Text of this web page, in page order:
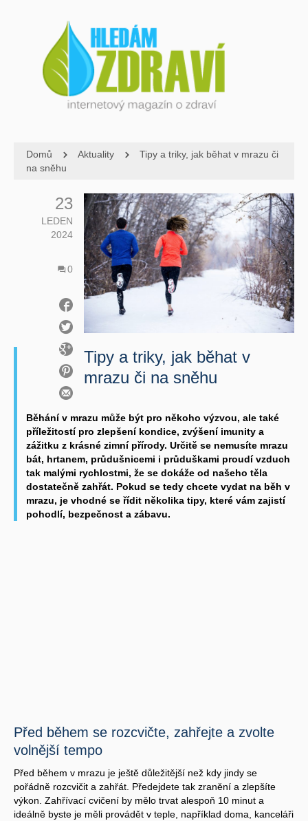
Domů Aktuality
Tipy a triky, jak běhat v mrazu či
na sněhu
23
LEDEN
2024
0
Tipy a triky, jak běhat v
mrazu či na sněhu
Běhání v mrazu může být pro někoho výzvou, ale také
příležitostí pro zlepšení kondice, zvýšení imunity a
zážitku z krásné zimní přírody. Určitě se nemusíte mrazu
bát, hrtanem, průdušnicemi i průduškami proudí vzduch
tak malými rychlostmi, že se dokáže od našeho těla
dostatečně zahřát. Pokud se tedy chcete vydat na běh v
mrazu, je vhodné se řídit několika tipy, které vám zajistí
pohodlí, bezpečnost a zábavu.
Před během se rozcvičte, zahřejte a zvolte
volnější tempo
Před během v mrazu je ještě důležitější než kdy jindy se
pořádně rozcvičit a zahřát. Předejdete tak zranění a zlepšíte
výkon. Zahřívací cvičení by mělo trvat alespoň 10 minut a
ideálně byste je měli provádět v teple, například doma, kanceláři